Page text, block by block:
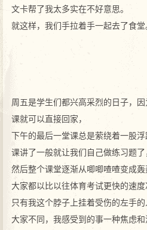
文卡帮了我太多实在不好意思。
就这样，我们手拉着手一起去了食堂
周五是学生们都兴高采烈的日子，
课就可以直接回家，
下午的最后一堂课总是萦绕着一股
课讲了一般就让我们自己做练习题了
然后整个课堂逐渐从唧唧喳喳变成轰
大家都以比以往体育考试更快的速度
只有我这个脖子上挂着受伤的左手
大家不同，我感受到的事一种焦虑和